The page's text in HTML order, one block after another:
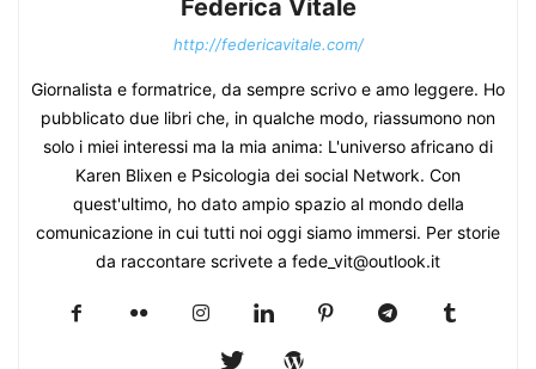
Federica Vitale
http://federicavitale.com/
Giornalista e formatrice, da sempre scrivo e amo leggere. Ho
pubblicato due libri che, in qualche modo, riassumono non
solo i miei interessi ma la mia anima: L'universo africano di
Karen Blixen e Psicologia dei social Network. Con
quest'ultimo, ho dato ampio spazio al mondo della
comunicazione in cui tutti noi oggi siamo immersi. Per storie
da raccontare scrivete a fede_vit@outlook.it